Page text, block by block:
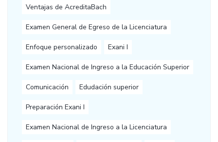
Ventajas de AcreditaBach
Examen General de Egreso de la Licenciatura
Enfoque personalizado Exani I
Examen Nacional de Ingreso a la Educación Superior
Comunicación Edudación superior
Preparación Exani I
Examen Nacional de Ingreso a la Licenciatura